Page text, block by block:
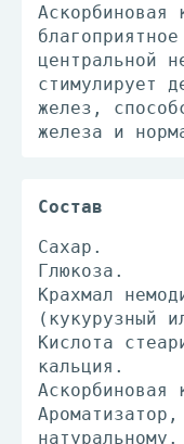
Аскорбиновая
центральной
стимулирует
желез,
железа и
Состав
Сахар.
Глюкоза.
Крахмал
(кукурузный
Кислота
кальция.
Аскорбиновая
натуральному.